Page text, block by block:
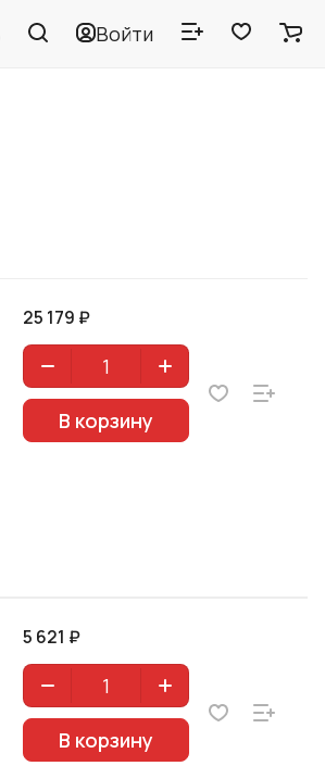
Войти
25 179 ₽
В корзину
5 621 ₽
В корзину